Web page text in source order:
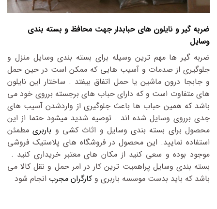
ضربه گیر و نایلون های حبابدار جهت محافظ و بسته بندی
وسایل
ضربه گیر ها مهم ترین وسیله برای بسته بندی وسایل منزل و
جلوگیری از صدمات و آسیب هایی که ممکن است در حین حمل
و جابجا درون ماشین یا حمل اتفاق بیفتد . ساختار این نایلون
های متفاوت است و که دارای حباب های برجسته برروی خود می
باشد که همین حباب ها باعث جلوگیری از واردشدن آسیب های
جدی برروی وسایل شده اند . توصیه شدید میشود حتما از این
محصول برای بسته بندی وسایل و اثاث کشی و باربریمطمئن
استفاده نمایید. این محصول در فروشگاه های پلاستیک فروشی
موجود بوده و سعی کنید از مکان های معتبر خریداری کنید .
بسته بندی وسایل پراهمیت ترین کار در امر حمل و نقل کالا می
باشد که باید بدست موسسه باربری و کارگران مجرب انجام شود